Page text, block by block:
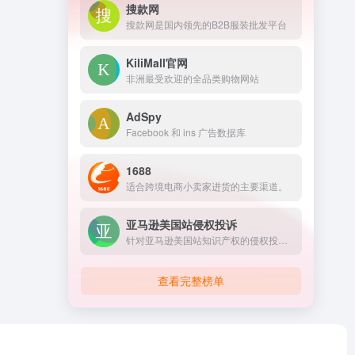
搜款网
搜款网是国内领先的B2B服装批发平台
KiliMall官网
非洲最受欢迎的全品类购物网站
AdSpy
Facebook 和 ins 广告数据库
1688
适合跨境电商小卖家进货的主要渠道。
亚马逊美国站侵权投诉
查看完整榜单